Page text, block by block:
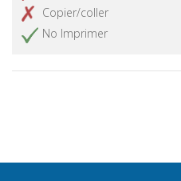
Copier/coller
No Imprimer